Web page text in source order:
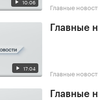
10:06 Главные
17:04
Главные
Главные
Главные